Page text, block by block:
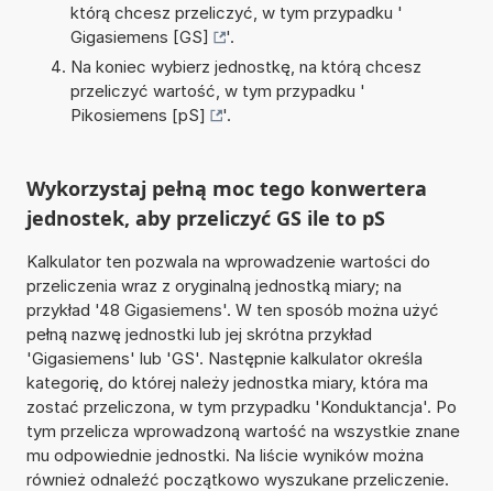
którą chcesz przeliczyć, w tym przypadku '
Gigasiemens [GS]
'.
Na koniec wybierz jednostkę, na którą chcesz
przeliczyć wartość, w tym przypadku '
Pikosiemens [pS]
'.
Wykorzystaj pełną moc tego konwertera
jednostek, aby przeliczyć GS ile to pS
Kalkulator ten pozwala na wprowadzenie wartości do
przeliczenia wraz z oryginalną jednostką miary; na
przykład '48 Gigasiemens'. W ten sposób można użyć
pełną nazwę jednostki lub jej skrótna przykład
'Gigasiemens' lub 'GS'. Następnie kalkulator określa
kategorię, do której należy jednostka miary, która ma
zostać przeliczona, w tym przypadku 'Konduktancja'. Po
tym przelicza wprowadzoną wartość na wszystkie znane
mu odpowiednie jednostki. Na liście wyników można
również odnaleźć początkowo wyszukane przeliczenie.